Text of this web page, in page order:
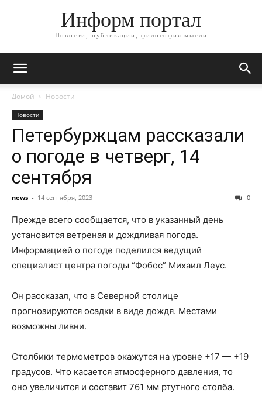
Информ портал
Новости, публикации, философия мысли
Домой Новости
Новости
Петербуржцам рассказали
о погоде в четверг, 14
сентября
news - 14 сентября, 2023 0
Прежде всего сообщается, что в указанный день
установится ветреная и дождливая погода.
Информацией о погоде поделился ведущий
специалист центра погоды “Фобос” Михаил Леус.
Он рассказал, что в Северной столице
прогнозируются осадки в виде дождя. Местами
возможны ливни.
Столбики термометров окажутся на уровне +17 — +19
градусов. Что касается атмосферного давления, то
оно увеличится и составит 761 мм ртутного столба.